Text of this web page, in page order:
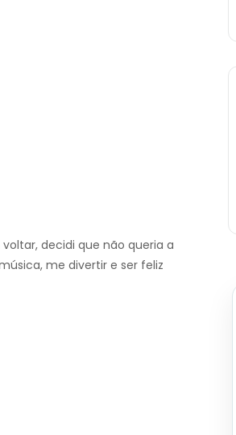
decidi que não queria a
me divertir e ser feliz